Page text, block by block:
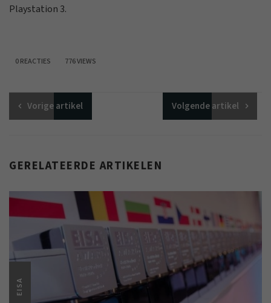
Playstation 3.
0 REACTIES 776 VIEWS
Vorigeartikel Volgendeartikel
GERELATEERDE ARTIKELEN
EISA